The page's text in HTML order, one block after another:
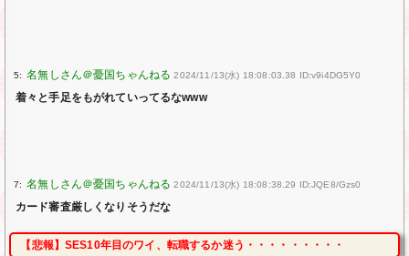
5: 2024/11/13(水) 18:08:03.38 ID:v9i4DG5Y0
着々と手足をもがれていってるなwww
7: 2024/11/13(水) 18:08:38.29 ID:JQE8/Gzs0
カード審査厳しくなりそうだな
【悲報】SES10年目のワイ、転職するか迷う・・・・・・・・・